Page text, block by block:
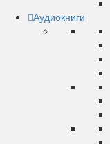
Аудиокниги